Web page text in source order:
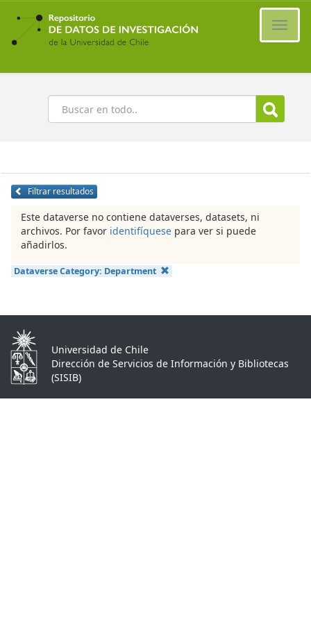
Ir
contenido
principal
Buscar
Filtrar resultados
Este dataverse no contiene dataverses, datasets, ni
archivos. Por favor identifíquese para ver si puede
añadirlos.
Dataverse Category: Department
Universidad de Chile
Dirección de Servicios de Información y Bibliotecas
(SISIB)